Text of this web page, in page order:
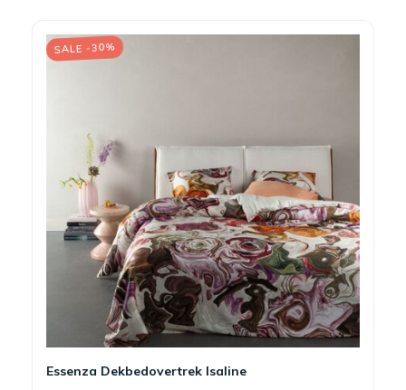
SALE -30%
Essenza Dekbedovertrek Isaline